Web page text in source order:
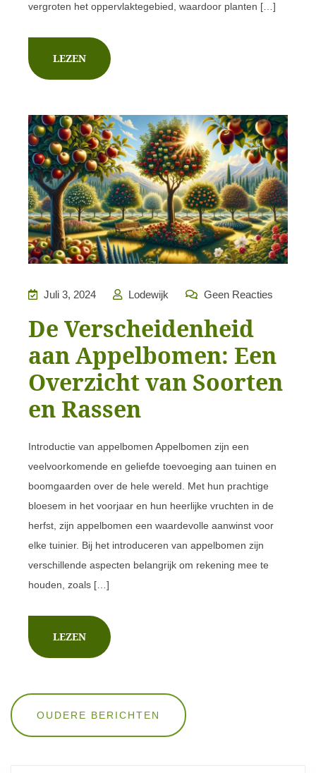
vergroten het oppervlaktegebied, waardoor planten […]
LEZEN
Juli 3, 2024 Lodewijk Geen Reacties
De Verscheidenheid
aan Appelbomen: Een
Overzicht van Soorten
en Rassen
Introductie van appelbomen Appelbomen zijn een
veelvoorkomende en geliefde toevoeging aan tuinen en
boomgaarden over de hele wereld. Met hun prachtige
bloesem in het voorjaar en hun heerlijke vruchten in de
herfst, zijn appelbomen een waardevolle aanwinst voor
elke tuinier. Bij het introduceren van appelbomen zijn
verschillende aspecten belangrijk om rekening mee te
houden, zoals […]
LEZEN
Berichten
navigatie
OUDERE BERICHTEN